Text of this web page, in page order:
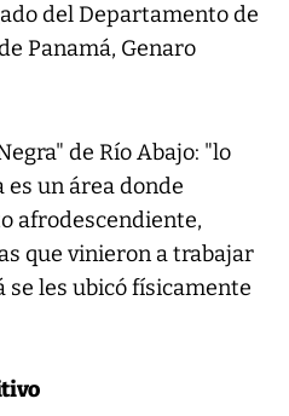
del Departamento de
Panamá, Genaro
de Río Abajo: "lo
es un área donde
afrodescendiente,
que vinieron a trabajar
se les ubicó físicamente